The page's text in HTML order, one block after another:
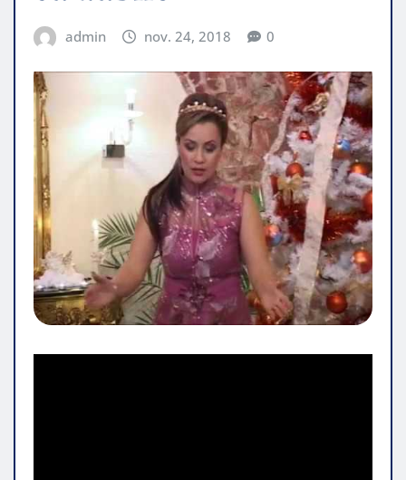
admin nov. 24, 2018 0